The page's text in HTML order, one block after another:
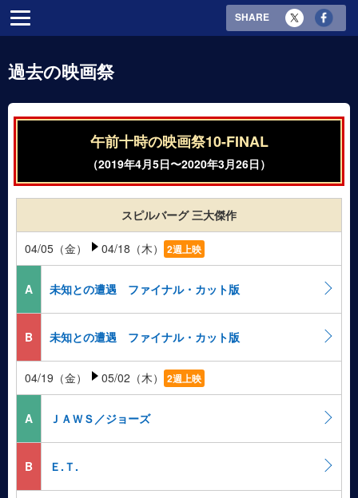
SHARE
過去の映画祭
午前十時の映画祭10-FINAL
（2019年4月5日〜2020年3月26日）
スピルバーグ 三大傑作
04/05（金） 04/18（木） 2週上映
A 未知との遭遇 ファイナル・カット版
B 未知との遭遇 ファイナル・カット版
04/19（金） 05/02（木） 2週上映
A ＪＡＷＳ／ジョーズ
B Ｅ.Ｔ.